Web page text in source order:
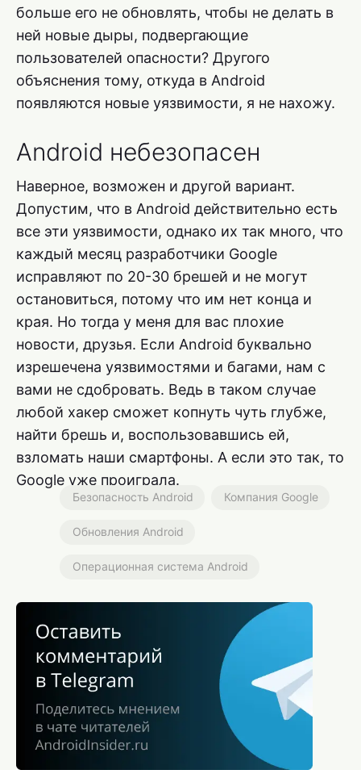
больше его не обновлять, чтобы не делать в
ней новые дыры, подвергающие
пользователей опасности? Другого
объяснения тому, откуда в Android
появляются новые уязвимости, я не нахожу.
Android небезопасен
Наверное, возможен и другой вариант.
Допустим, что в Android действительно есть
все эти уязвимости, однако их так много, что
каждый месяц разработчики Google
исправляют по 20-30 брешей и не могут
остановиться, потому что им нет конца и
края. Но тогда у меня для вас плохие
новости, друзья. Если Android буквально
изрешечена уязвимостями и багами, нам с
вами не сдобровать. Ведь в таком случае
любой хакер сможет копнуть чуть глубже,
найти брешь и, воспользовавшись ей,
взломать наши смартфоны. А если это так, то
Google уже проиграла.
Безопасность Android Компания Google
Обновления Android
Операционная система Android